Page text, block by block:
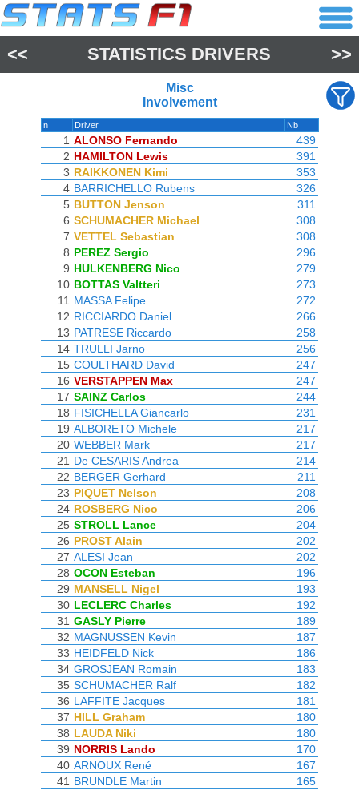
<< STATISTICS DRIVERS >>
Misc
Involvement
n Driver Nb
1 ALONSO Fernando
439
2 HAMILTON Lewis
391
3 RAIKKONEN Kimi
353
4 BARRICHELLO Rubens
326
5 BUTTON Jenson
311
6 SCHUMACHER Michael
308
7 VETTEL Sebastian
308
8 PEREZ Sergio
296
9 HULKENBERG Nico
279
10 BOTTAS Valtteri
273
11 MASSA Felipe
272
12 RICCIARDO Daniel
266
13 PATRESE Riccardo
258
14 TRULLI Jarno
256
15 COULTHARD David
247
16 VERSTAPPEN Max
247
17 SAINZ Carlos
244
18 FISICHELLA Giancarlo
231
19 ALBORETO Michele
217
20 WEBBER Mark
217
21 De CESARIS Andrea
214
22 BERGER Gerhard
211
23 PIQUET Nelson
208
24 ROSBERG Nico
206
25 STROLL Lance
204
26 PROST Alain
202
27 ALESI Jean
202
28 OCON Esteban
196
29 MANSELL Nigel
193
30 LECLERC Charles
192
31 GASLY Pierre
189
32 MAGNUSSEN Kevin
187
33 HEIDFELD Nick
186
34 GROSJEAN Romain
183
35 SCHUMACHER Ralf
182
36 LAFFITE Jacques
181
37 HILL Graham
180
38 LAUDA Niki
180
39 NORRIS Lando
170
40 ARNOUX René
167
41 BRUNDLE Martin
165